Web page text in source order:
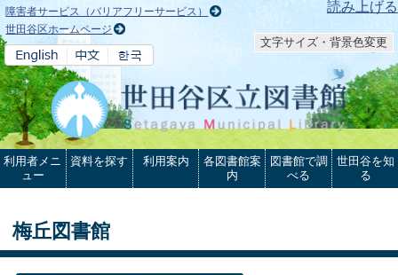
本文へ 読み上げる
障害者サービス（バリアフリーサービス）
世田谷区ホームページ
文字サイズ・背景色変更
利用者メニ
ュー
資料を探す 利用案内
各図書館案
内
図書館で調
べる
世田谷を知
る
梅丘図書館